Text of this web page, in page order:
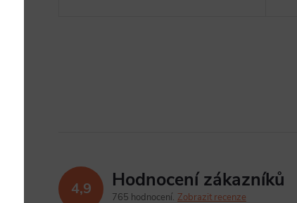
4,9 Hodnocení zákazníků
765 hodnocení Zobrazit recenze